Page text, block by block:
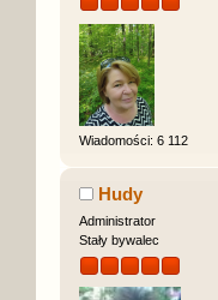
Wiadomości: 6 112
Hudy
Administrator
Stały bywalec